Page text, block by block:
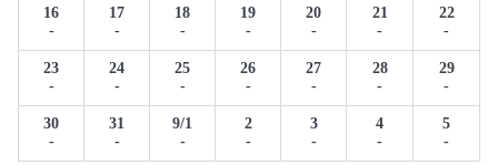
16
-
17
-
18
-
19
-
20
-
21
-
22
-
23
-
24
-
25
-
26
-
27
-
28
-
29
-
30
-
31
-
9/1
-
2
-
3
-
4
-
5
-